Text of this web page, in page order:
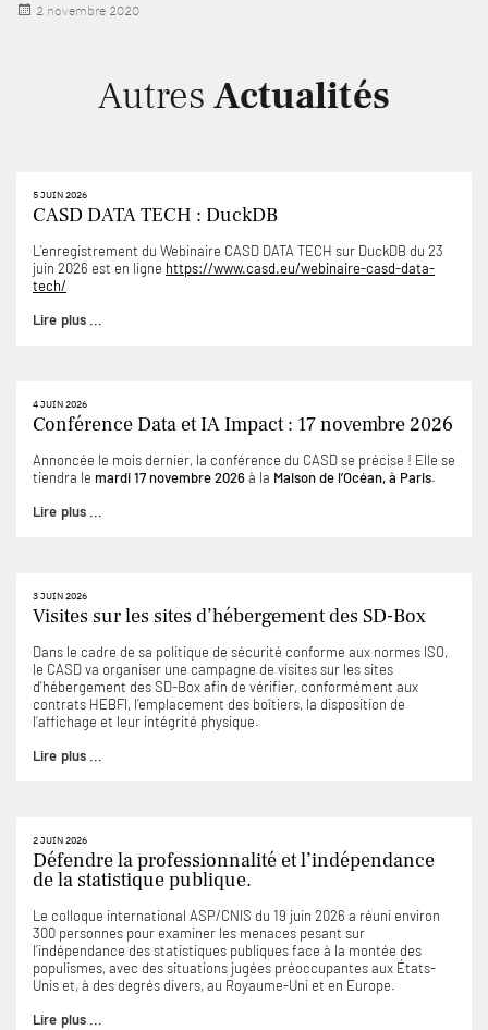
Publié
2 novembre 2020
Autres Actualités
5 JUIN 2026
CASD DATA TECH : DuckDB
L’enregistrement du Webinaire CASD DATA TECH sur DuckDB du 23
juin 2026 est en ligne https://www.casd.eu/webinaire-casd-data-
tech/
Lire plus ...
4 JUIN 2026
Conférence Data et IA Impact : 17 novembre 2026
Annoncée le mois dernier, la conférence du CASD se précise ! Elle se
tiendra le mardi 17 novembre 2026à la Maison de l’Océan, à Paris.
Lire plus ...
3 JUIN 2026
Visites sur les sites d’hébergement des SD-Box
Dans le cadre de sa politique de sécurité conforme aux normes ISO,
le CASD va organiser une campagne de visites sur les sites
d’hébergement des SD-Box afin de vérifier, conformément aux
contrats HEBFI, l’emplacement des boîtiers, la disposition de
l’affichage et leur intégrité physique.
Lire plus ...
2 JUIN 2026
Défendre la professionnalité et l’indépendance
de la statistique publique.
Le colloque international ASP/CNIS du 19 juin 2026 a réuni environ
300 personnes pour examiner les menaces pesant sur
l’indépendance des statistiques publiques face à la montée des
populismes, avec des situations jugées préoccupantes aux États-
Unis et, à des degrés divers, au Royaume-Uni et en Europe.
Lire plus ...